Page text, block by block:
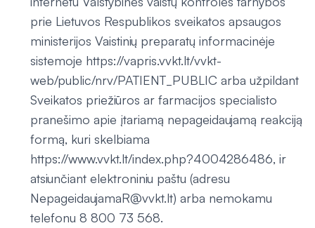
prie Lietuvos Respublikos sveikatos apsaugos
ministerijos Vaistinių preparatų informacinėje
sistemoje https://vapris.vvkt.lt/vvkt-
web/public/nrv/PATIENT_PUBLIC arba užpildant
Sveikatos priežiūros ar farmacijos specialisto
pranešimo apie įtariamą nepageidaujamą reakciją
formą, kuri skelbiama
https://www.vvkt.lt/index.php?4004286486, ir
atsiunčiant elektroniniu paštu (adresu
NepageidaujamaR@vvkt.lt) arba nemokamu
telefonu 8 800 73 568.